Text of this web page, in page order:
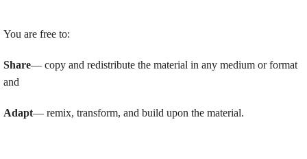
You are free to:
Share— copy and redistribute the material in any medium or format
and
Adapt— remix, transform, and build upon the material.